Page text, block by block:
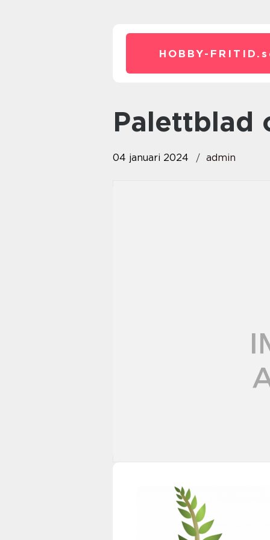
HOBBY-FRITID.
palettblad
04 januari 2024 admin